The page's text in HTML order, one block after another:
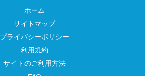
ホーム
サイトマップ
プライバシーポリシー
利用規約
サイトのご利用方法